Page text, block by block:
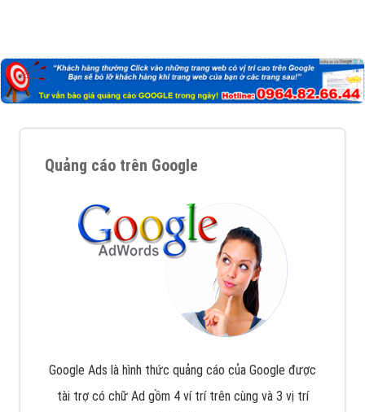
Quảng cáo trên Google
Google Ads là hình thức quảng cáo của Google được
tài trợ có chữ Ad gồm 4 ví trí trên cùng và 3 vị trí